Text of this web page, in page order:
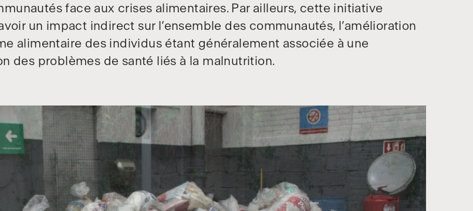
face aux crises alimentaires. Par ailleurs, cette initiative
un impact indirect sur l’ensemble des communautés, l’amélioration
alimentaire des individus étant généralement associée à une
des problèmes de santé liés à la malnutrition.